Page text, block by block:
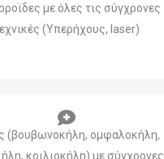
με όλες τις σύγχρονες
(Υπερήχους, laser)
(βουβωνοκήλη, ομφαλοκήλη,
κοιλιοκήλη) με σύγχρονες